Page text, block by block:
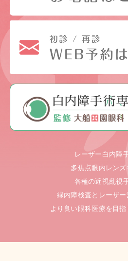
レーザー白内障
多焦点眼内レンズ
各種の近視乱視
緑内障検査とレーザー
より良い眼科医療を目指